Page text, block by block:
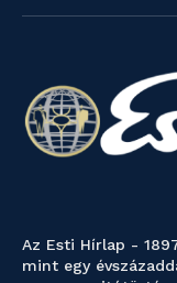
Az Esti Hírlap -
mint egy